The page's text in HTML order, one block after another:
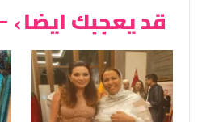
قد يعجبك ايضا